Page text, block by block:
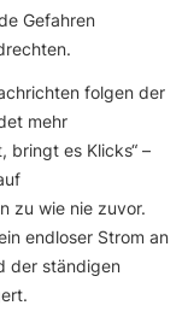
Gefahren
folgen der
mehr
bringt es Klicks“ –
zu wie nie zuvor.
endloser Strom an
der ständigen